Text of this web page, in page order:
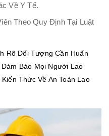
Về Y Tế.
Theo Quy Định Tại Luật
Rõ Đối Tượng Cần Huấn
Bảo Mọi Người Lao
Thức Về An Toàn Lao